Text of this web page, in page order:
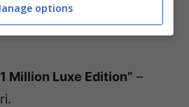
per togliermi e togliere
Million Luxe Edition” –
options